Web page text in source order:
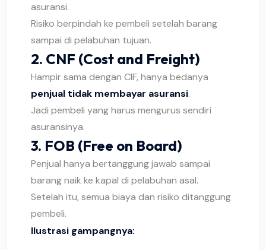
asuransi.
Risiko berpindah ke pembeli setelah barang
sampai di pelabuhan tujuan.
2. CNF (Cost and Freight)
Hampir sama dengan CIF, hanya bedanya
penjual tidak membayar asuransi.
Jadi pembeli yang harus mengurus sendiri
asuransinya.
3. FOB (Free on Board)
Penjual hanya bertanggung jawab sampai
barang naik ke kapal di pelabuhan asal.
Setelah itu, semua biaya dan risiko ditanggung
pembeli.
Ilustrasi gampangnya: